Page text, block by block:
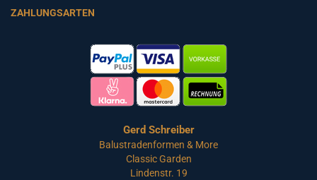
ZAHLUNGSARTEN
Gerd Schreiber
Balustradenformen & More
Classic Garden
Lindenstr. 19